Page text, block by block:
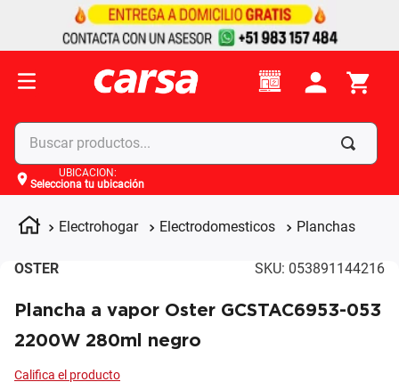
Buscar productos...
UBICACIÓN:
Selecciona tu ubicación
Electrohogar Electrodomesticos Planchas
OSTER SKU: 053891144216
Plancha a vapor Oster GCSTAC6953-053
2200W 280ml negro
Términos más buscados
celulares
4. apple